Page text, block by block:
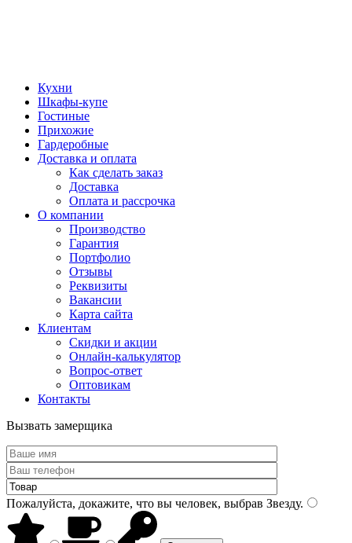
Кухни
Шкафы-купе
Гостиные
Прихожие
Гардеробные
Доставка и оплата
Как сделать заказ
Доставка
Оплата и рассрочка
О компании
Производство
Гарантия
Портфолио
Отзывы
Реквизиты
Вакансии
Карта сайта
Клиентам
Скидки и акции
Онлайн-калькулятор
Вопрос-ответ
Оптовикам
Контакты
Вызвать замерщика
Пожалуйста, докажите, что вы человек, выбрав Звезду.